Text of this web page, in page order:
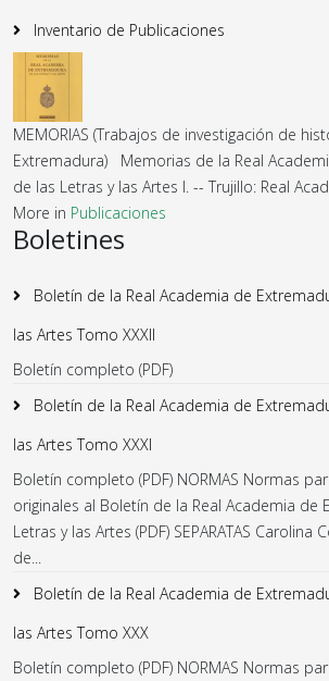
Inventario de Publicaciones
MEMORIAS (Trabajos de investigación de
Extremadura) Memorias de la Real
de las Letras y las Artes I. -- Trujillo: Real
More in Publicaciones
Boletines
Boletín de la Real Academia de
las Artes Tomo XXXII
Boletín completo (PDF)
Boletín de la Real Academia de
las Artes Tomo XXXI
Boletín completo (PDF) NORMAS Normas
originales al Boletín de la Real Academia de
Letras y las Artes (PDF) SEPARATAS Carolina
de...
Boletín de la Real Academia de
las Artes Tomo XXX
Boletín completo (PDF) NORMAS Normas